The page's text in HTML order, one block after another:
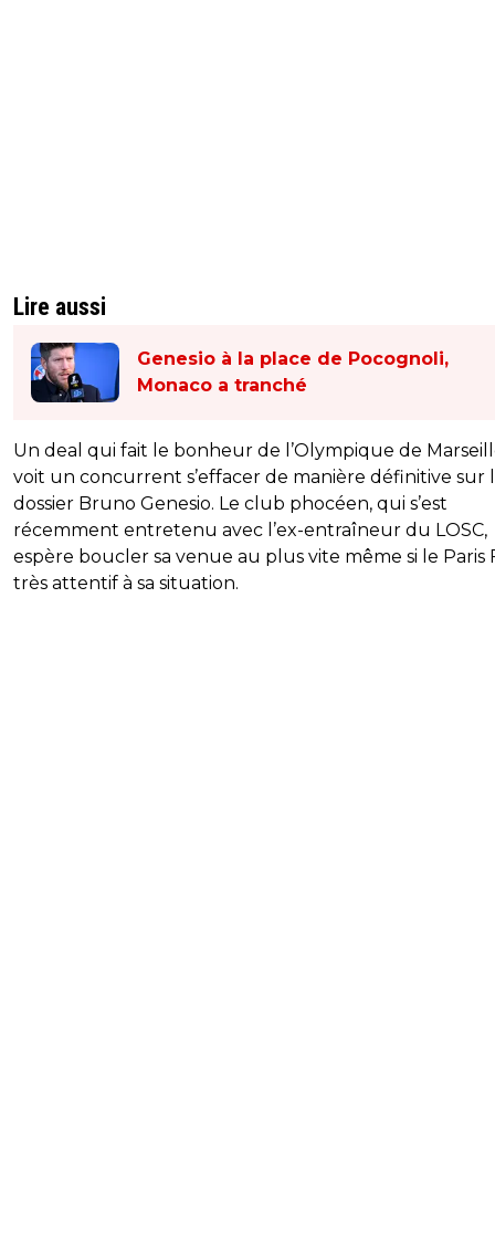
Lire aussi
Genesio à la place de Pocognoli,
Monaco a tranché
Un deal qui fait le bonheur de l’Olympique de
voit un concurrent s’effacer de manière définitive sur
dossier Bruno Genesio. Le club phocéen, qui s’est
récemment entretenu avec l’ex-entraîneur du LOSC,
espère boucler sa venue au plus vite même si le Paris
très attentif à sa situation.